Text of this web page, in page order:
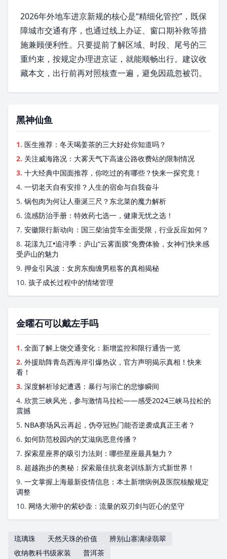
2026年外地车进京新规的核心是“精细化管控”，既保
障城市交通有序，也通过线上办证、窗口期补救等措
施兼顾便利性。只要提前了解区域、时段、尾号的三
重约束，按规定办理进京证，就能顺畅出行。建议收
藏本文，出行前再对照核查一遍，避免因疏忽被罚。
黑神仙鱼
1. 医生推荐：冬天喝姜茶的三大好处你知道吗？
2. 关注威海路况：大雾天气下高速公路收费站的限制情况
3. 十大经典中国面推荐，你吃过的有哪些？快来一探究竟！
4. 一切老天自有安排？人生的宿命与自我奋斗
5. 锅包肉为何让人垂涎三尺？东北菜的魔力解析
6. 流感防治手册：特效药七选一，健康无忧之选！
7. 安徽限行新动向：国三柴油货车全面受限，行业反应如何？
8. 花漾九江•追浔季：庐山“云雾面膜”免费体验，女神们快来感
受庐山的魅力
9. 押金引风波：女房东痴缠男租客的真相揭秘
10. 孩子成长过程中的情绪管理
金曜石可以戴左手吗
1. 全面了解上饶交通变化：新增监控和限行通告一览
2. 外援助阵青岛西海岸引爆热议，官方声明揭示真相！快来
看！
3. 深度解析珍妃遭遇：暴行与溺亡的悲惨瞬间
4. 欣赏三峡风光，参与激情马拉松——感受2024三峡马拉松的
震撼
5. NBA赛场风云再起，伪夺冠热门能否逆袭成真正王者？
6. 如何防范校园内的艾滋病恶意传播？
7. 探索星座界的吸引力法则：哪些星座最具魅力？
8. 超越跑步的奥秘：探索最佳抗衰老训练新方式新世界！
9. 一文掌握上海最新疫情信息：本土新增病例及医院核酸规定
调整
10. 网络大潮中的紫砂壶：流量的双刃剑与匠心的坚守
琉璃珠 天然天珠的价值
辨别山寨满绿翡翠
收纳教科书级家装
普洱茶